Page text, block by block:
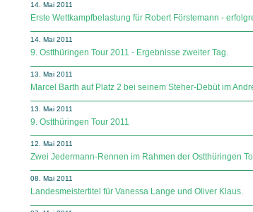
14. Mai 2011
Erste Wettkampfbelastung für Robert Förstemann -
14. Mai 2011
9. Ostthüringen Tour 2011 - Ergebnisse zweiter Tag.
13. Mai 2011
Marcel Barth auf Platz 2 bei seinem Steher-Debüt im
13. Mai 2011
9. Ostthüringen Tour 2011
12. Mai 2011
Zwei Jedermann-Rennen im Rahmen der Ostthüringen
08. Mai 2011
Landesmeistertitel für Vanessa Lange und Oliver Klaus.